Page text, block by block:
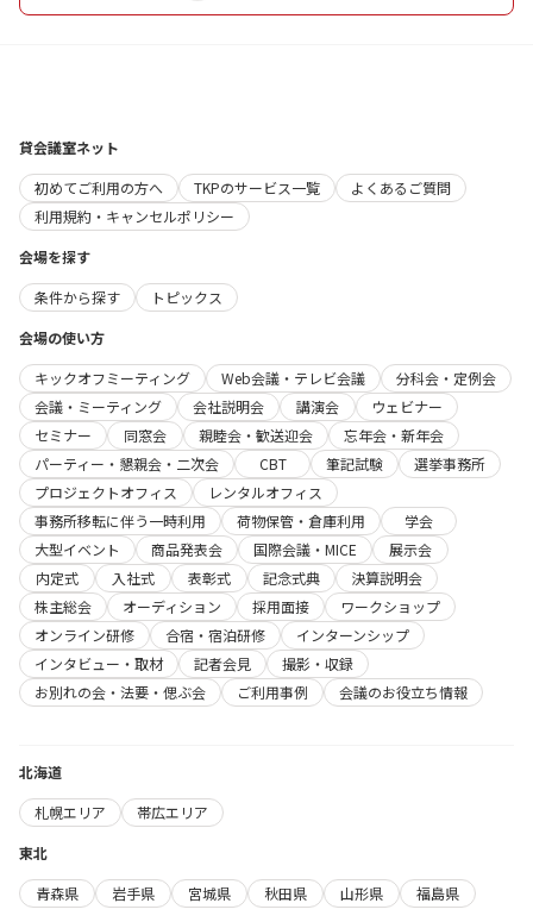
貸会議室ネット
初めてご利用の方へ
TKPのサービス一覧
よくあるご質問
利用規約・キャンセルポリシー
会場を探す
条件から探す
トピックス
会場の使い方
キックオフミーティング
Web会議・テレビ会議
分科会・定例会
会議・ミーティング
会社説明会 講演会
ウェビナー
セミナー
同窓会 親睦会・歓送迎会
忘年会・新年会
パーティー・懇親会・二次会
CBT 筆記試験
選挙事務所
プロジェクトオフィス
レンタルオフィス
事務所移転に伴う一時利用
荷物保管・倉庫利用
学会
大型イベント
商品発表会 国際会議・MICE
展示会
内定式
入社式 表彰式 記念式典
決算説明会
株主総会
オーディション 採用面接
ワークショップ
オンライン研修
合宿・宿泊研修
インターンシップ
インタビュー・取材
記者会見
撮影・収録
お別れの会・法要・偲ぶ会
ご利用事例 会議のお役立ち情報
北海道
札幌エリア
帯広エリア
東北
青森県
岩手県 宮城県 秋田県 山形県
福島県